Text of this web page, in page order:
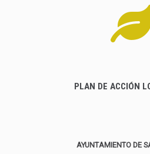
PLAN DE ACCIÓN
AYUNTAMIENTO DE